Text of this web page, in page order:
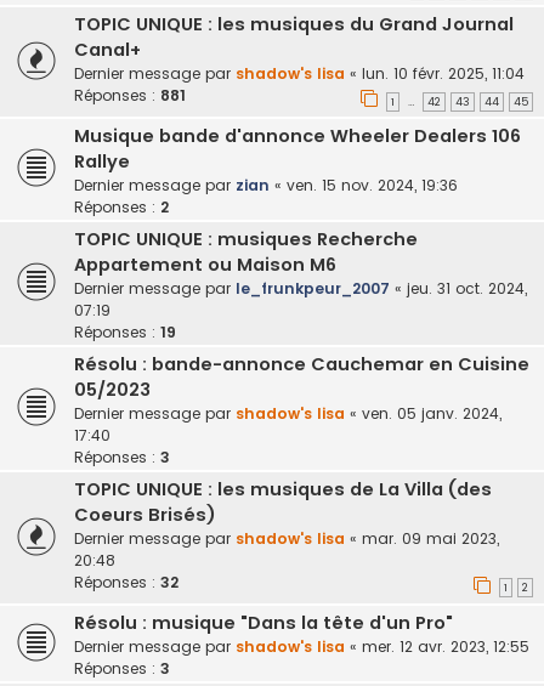
TOPIC UNIQUE : les musiques du Grand Journal
Canal+
Dernier message par shadow's lisa « lun. 10 févr. 2025, 11:04
Réponses : 881 1 … 42 43 44 45
Musique bande d'annonce Wheeler Dealers 106
Rallye
Dernier message par zian « ven. 15 nov. 2024, 19:36
Réponses : 2
TOPIC UNIQUE : musiques Recherche
Appartement ou Maison M6
Dernier message par le_frunkpeur_2007 « jeu. 31 oct. 2024,
07:19
Réponses : 19
Résolu : bande-annonce Cauchemar en Cuisine
05/2023
Dernier message par shadow's lisa « ven. 05 janv. 2024,
17:40
Réponses : 3
TOPIC UNIQUE : les musiques de La Villa (des
Coeurs Brisés)
Dernier message par shadow's lisa « mar. 09 mai 2023,
20:48
Réponses : 32 1 2
Résolu : musique "Dans la tête d'un Pro"
Dernier message par shadow's lisa « mer. 12 avr. 2023, 12:55
Réponses : 3